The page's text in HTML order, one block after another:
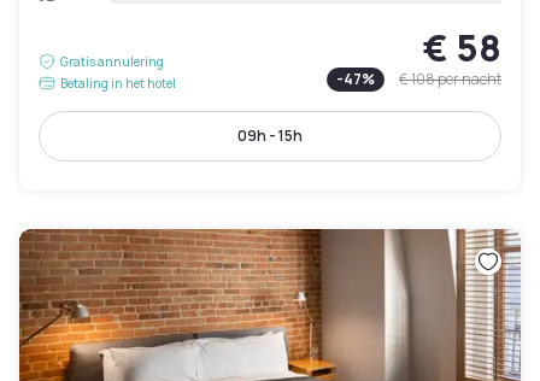
Gratis annulering
Betaling in het hotel
€ 58
-47% € 108per nacht
09h - 15h